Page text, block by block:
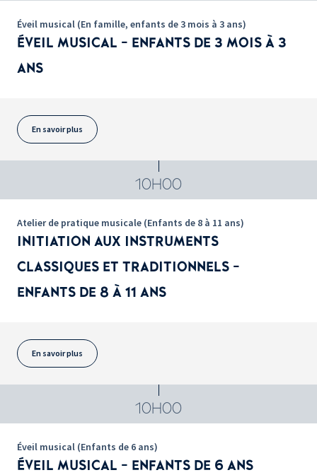
Éveil musical (En famille, enfants de 3 mois à 3 ans)
ÉVEIL MUSICAL - ENFANTS DE 3 MOIS À 3
ANS
En savoir plus
10H00
Atelier de pratique musicale (Enfants de 8 à 11 ans)
INITIATION AUX INSTRUMENTS
CLASSIQUES ET TRADITIONNELS -
ENFANTS DE 8 À 11 ANS
En savoir plus
10H00
Éveil musical (Enfants de 6 ans)
ÉVEIL MUSICAL - ENFANTS DE 6 ANS